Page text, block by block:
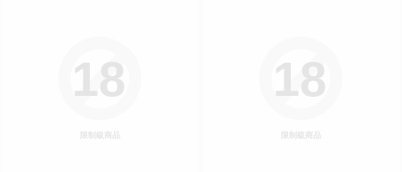
限制級商品
18
限制級商品
18